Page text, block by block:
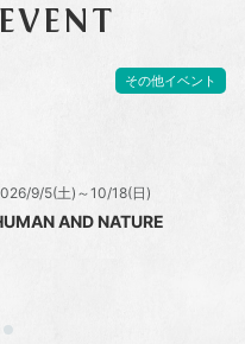
9/5(土)～10/18(日)
AND NATURE
その他イベント